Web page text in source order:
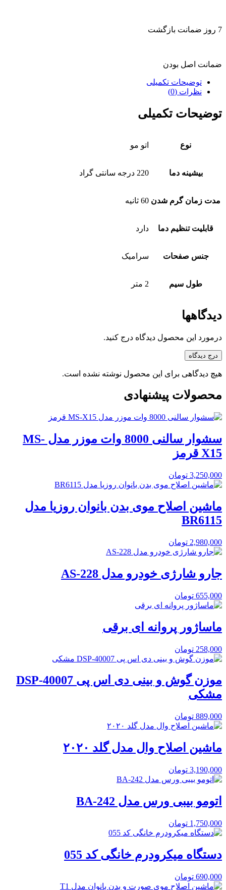
7 روز ضمانت بازگشت
ضمانت اصل بودن
توضیحات تکمیلی
نظرات (0)
توضیحات تکمیلی
نوع اتو مو
بیشینه دما 220 درجه سانتی گراد
مدت زمان گرم شدن 60 ثانیه
قابلیت تنظیم دما دارد
جنس صفحات سرامیک
طول سیم 2 متر
دیدگاهها
درمورد این محصول دیدگاه درج کنید.
درج دیدگاه
هیچ دیدگاهی برای این محصول نوشته نشده است.
محصولات پیشنهادی
سشوار سالنی 8000 وات موزر مدل MS-
X15 قرمز
3,250,000 تومان
ماشین اصلاح موی بدن بانوان روزیا مدل
BR6115
2,980,000 تومان
جارو شارژی خودرو مدل AS-228
655,000 تومان
ماساژور پروانه ای برقی
258,000 تومان
موزن گوش و بینی دی اس پی DSP-40007
مشکی
889,000 تومان
ماشین اصلاح وال مدل گلد ۲۰۲۰
3,190,000 تومان
اتومو بیبی ورس مدل BA-242
1,750,000 تومان
دستگاه میکرودرم خانگی کد 055
690,000 تومان